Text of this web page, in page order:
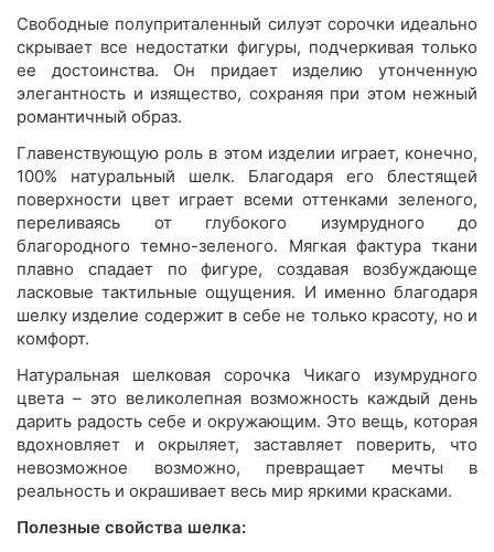
Свободные полуприталенный силуэт сорочки идеально
скрывает все недостатки фигуры, подчеркивая только
ее достоинства. Он придает изделию утонченную
элегантность и изящество, сохраняя при этом нежный
романтичный образ.
Главенствующую роль в этом изделии играет, конечно,
100% натуральный шелк. Благодаря его блестящей
поверхности цвет играет всеми оттенками зеленого,
переливаясь от глубокого изумрудного до
благородного темно-зеленого. Мягкая фактура ткани
плавно спадает по фигуре, создавая возбуждающе
ласковые тактильные ощущения. И именно благодаря
шелку изделие содержит в себе не только красоту, но и
комфорт.
Натуральная шелковая сорочка Чикаго изумрудного
цвета – это великолепная возможность каждый день
дарить радость себе и окружающим. Это вещь, которая
вдохновляет и окрыляет, заставляет поверить, что
невозможное возможно, превращает мечты в
реальность и окрашивает весь мир яркими красками.
Полезные свойства шелка: